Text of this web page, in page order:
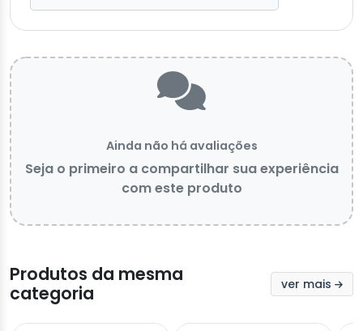
Ainda não há avaliações
Seja o primeiro a compartilhar sua experiência
com este produto
Produtos da mesma
categoria
ver mais